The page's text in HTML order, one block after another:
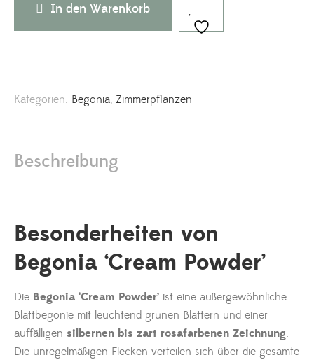
In den Warenkorb
Kategorien: Begonia, Zimmerpflanzen
Beschreibung
Besonderheiten von
Begonia ‘Cream Powder’
Die Begonia ‘Cream Powder’ ist eine außergewöhnliche
Blattbegonie mit leuchtend grünen Blättern und einer
auffälligen silbernen bis zart rosafarbenen Zeichnung.
Die unregelmäßigen Flecken verteilen sich über die gesamte